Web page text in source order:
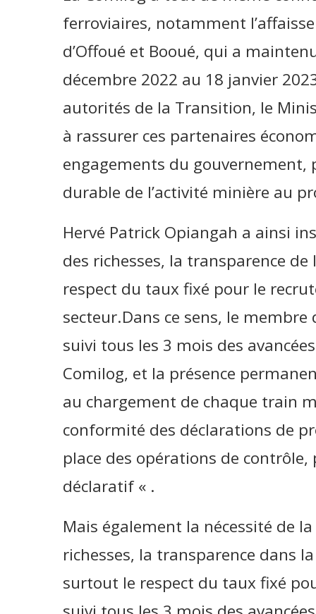
ferroviaires, notamment
d’Offoué et Booué, qui a
décembre 2022 au 18 janvier
autorités de la Transition, le
à rassurer ces partenaires
engagements du
durable de l’activité minière au
Hervé Patrick Opiangah a ainsi
des richesses, la transparence
respect du taux fixé pour le
secteur.Dans ce sens, le
suivi tous les 3 mois des
Comilog, et la présence
au chargement de chaque train
conformité des déclarations de
place des opérations de
déclaratif « .
Mais également la nécessité de
richesses, la transparence dans
surtout le respect du taux fixé